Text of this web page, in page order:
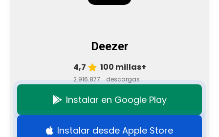
Deezer
4,7
2.916.877
100 millas+
descargas
Instalar en Google Play
Instalar desde Apple Store